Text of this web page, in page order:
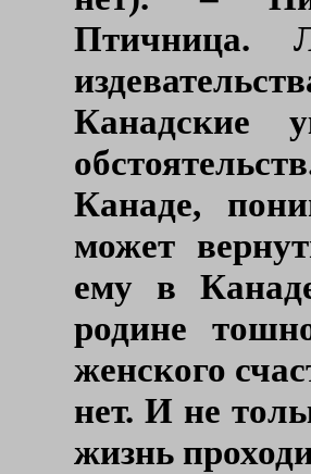
Птичница.
Канадские
Канаде,
может
ему в
родине
женского
нет. И не
жизнь